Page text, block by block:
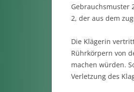
Gebrauchsmuster
2, der aus dem
Die Klägerin
Rührkörpern von
machen würden.
Verletzung des